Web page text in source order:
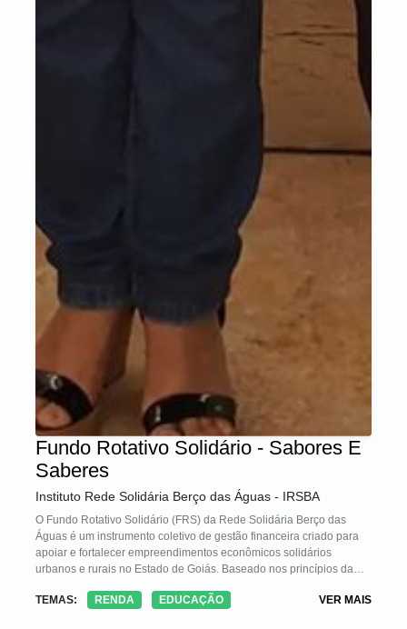
Fundo Rotativo Solidário - Sabores E
Saberes
Instituto Rede Solidária Berço das Águas - IRSBA
O Fundo Rotativo Solidário (FRS) da Rede Solidária Berço das
Águas é um instrumento coletivo de gestão financeira criado para
apoiar e fortalecer empreendimentos econômicos solidários
urbanos e rurais no Estado de Goiás. Baseado nos princípios da
democrática, o fundo concede recursos financeiros sem fins
TEMAS: RENDA EDUCAÇÃO VER MAIS